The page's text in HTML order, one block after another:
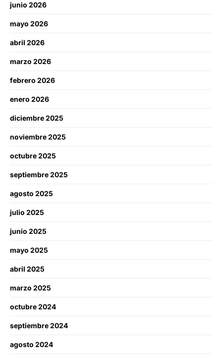
junio 2026
mayo 2026
abril 2026
marzo 2026
febrero 2026
enero 2026
diciembre 2025
noviembre 2025
octubre 2025
septiembre 2025
agosto 2025
julio 2025
junio 2025
mayo 2025
abril 2025
marzo 2025
octubre 2024
septiembre 2024
agosto 2024